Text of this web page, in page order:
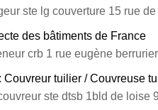
ste lg couverture 15 rue
des bâtiments de France
crb 1 rue eugène
: Couvreur tuilier / Couvreuse
ste dtsb 1bld de loise